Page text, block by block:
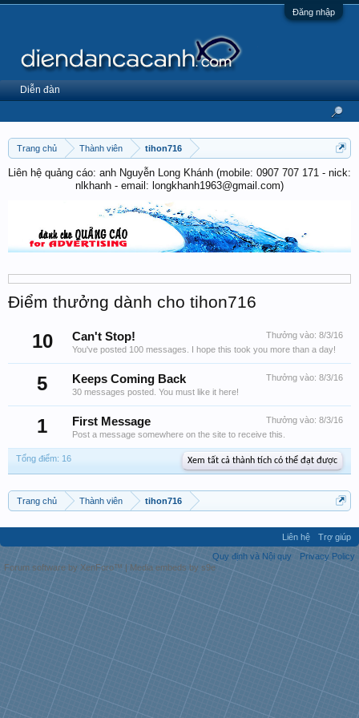
Đăng nhập
Trang chủ Thành viên tihon716
Liên hệ quảng cáo: anh Nguyễn Long Khánh (mobile: 0907 707 171 - nick:
nlkhanh - email: longkhanh1963@gmail.com)
Điểm thưởng dành cho tihon716
10 Thưởng vào: 8/3/16
Can't Stop!
You've posted 100 messages. I hope this took you more than a day!
5 Thưởng vào: 8/3/16
Keeps Coming Back
30 messages posted. You must like it here!
1 Thưởng vào: 8/3/16
First Message
Post a message somewhere on the site to receive this.
Tổng điểm: 16 Xem tất cả thành tích có thể đạt được
Trang chủ Thành viên tihon716
Diễn đàn
Liên hệ
Trợ giúp
Quy định và Nội quy
Privacy Policy
Forum software by XenForo™ | Media embeds by s9e